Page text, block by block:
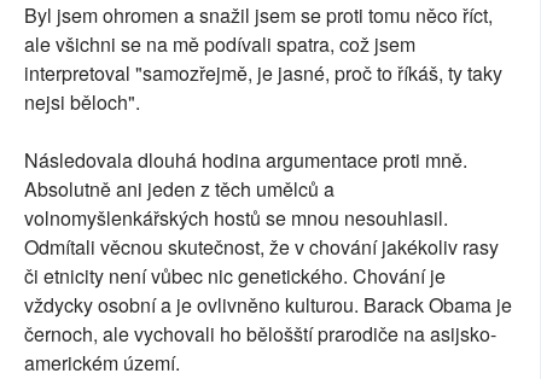
Byl jsem ohromen a snažil jsem se proti tomu něco říct,
ale všichni se na mě podívali spatra, což jsem
interpretoval "samozřejmě, je jasné, proč to říkáš, ty taky
nejsi běloch".
Následovala dlouhá hodina argumentace proti mně.
Absolutně ani jeden z těch umělců a
volnomyšlenkářských hostů se mnou nesouhlasil.
Odmítali věcnou skutečnost, že v chování jakékoliv rasy
či etnicity není vůbec nic genetického. Chování je
vždycky osobní a je ovlivněno kulturou. Barack Obama je
černoch, ale vychovali ho bělošští prarodiče na asijsko-
americkém území.